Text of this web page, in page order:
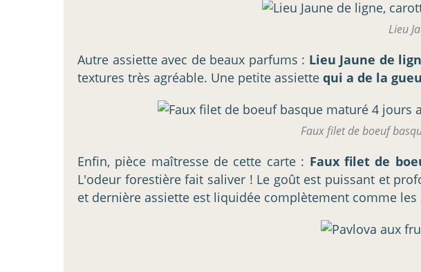
Lieu
Autre assiette avec de beaux parfums : Lieu Jaune de
textures très agréable. Une petite assiette qui a de la
Faux filet de boeuf
Enfin, pièce maîtresse de cette carte : Faux filet de
L'odeur forestière fait saliver ! Le goût est puissant et
et dernière assiette est liquidée complètement comme les